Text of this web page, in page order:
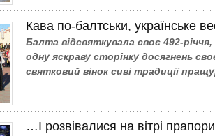
Кава по-балтськи, українське
Балта відсвяткувала своє 492-
одну яскраву сторінку досягнень
святковий вінок сиві традиції
…І розвівалися на вітрі прапори